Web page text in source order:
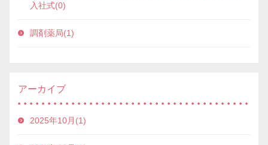
入社式(0)
調剤薬局(1)
アーカイブ
2025年10月(1)